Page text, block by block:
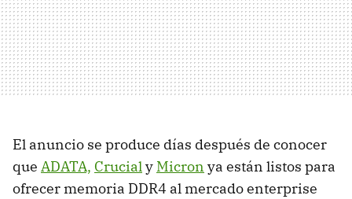
El anuncio se produce días después de conocer
que ADATA, Crucialy Micron ya están listos para
ofrecer memoria DDR4 al mercado enterprise